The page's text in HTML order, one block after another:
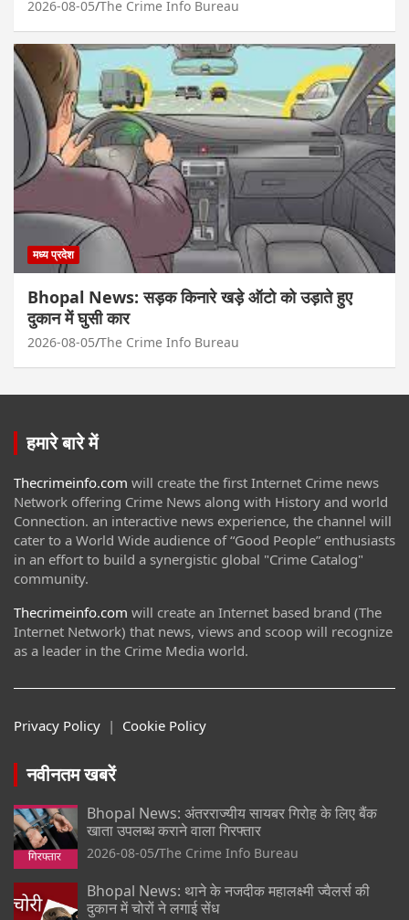
2026-08-05 The Crime Info Bureau
मध्य प्रदेश
Bhopal News: सड़क किनारे खड़े ऑटो को उड़ाते हुए
दुकान में घुसी कार
2026-08-05 The Crime Info Bureau
हमारे बारे में
Thecrimeinfo.com will create the first Internet Crime news
Network offering Crime News along with History and world
Connection. an interactive news experience, the channel will
cater to a World Wide audience of “Good People” enthusiasts
in an effort to build a synergistic global "Crime Catalog"
community.
Thecrimeinfo.com will create an Internet based brand (The
Internet Network) that news, views and scoop will recognize
as a leader in the Crime Media world.
Privacy Policy | Cookie Policy
नवीनतम खबरें
Bhopal News: अंतरराज्यीय सायबर गिरोह के लिए बैंक
खाता उपलब्ध कराने वाला गिरफ्तार
2026-08-05 The Crime Info Bureau
Bhopal News: थाने के नजदीक महालक्ष्मी ज्वैलर्स की
दुकान में चोरों ने लगाई सेंध